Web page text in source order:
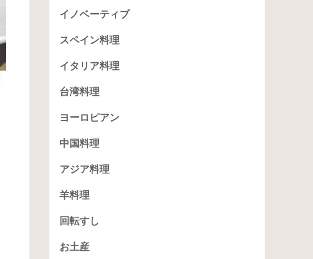
イノベーティブ
スペイン料理
イタリア料理
台湾料理
ヨーロピアン
中国料理
アジア料理
羊料理
回転すし
お土産